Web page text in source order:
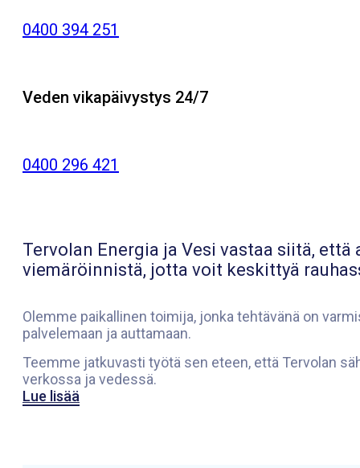
0400 394 251
Veden vikapäivystys 24/7
0400 296 421
Tervolan Energia ja Vesi vastaa siitä,
viemäröinnistä, jotta voit keskittyä
Olemme paikallinen toimija, jonka tehtävänä on
palvelemaan ja auttamaan.
Teemme jatkuvasti työtä sen eteen, että Tervolan
verkossa ja vedessä.
Lue lisää